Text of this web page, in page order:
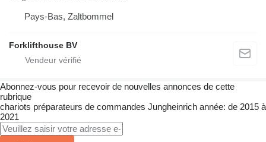
Pays-Bas, Zaltbommel
Forklifthouse BV
Abonnez-vous pour recevoir de nouvelles annonces de cette
rubrique
chariots préparateurs de commandes Jungheinrich année: de 2015 à
2021